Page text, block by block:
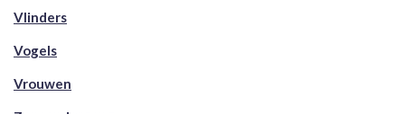
Vlinders
Vogels
Vrouwen